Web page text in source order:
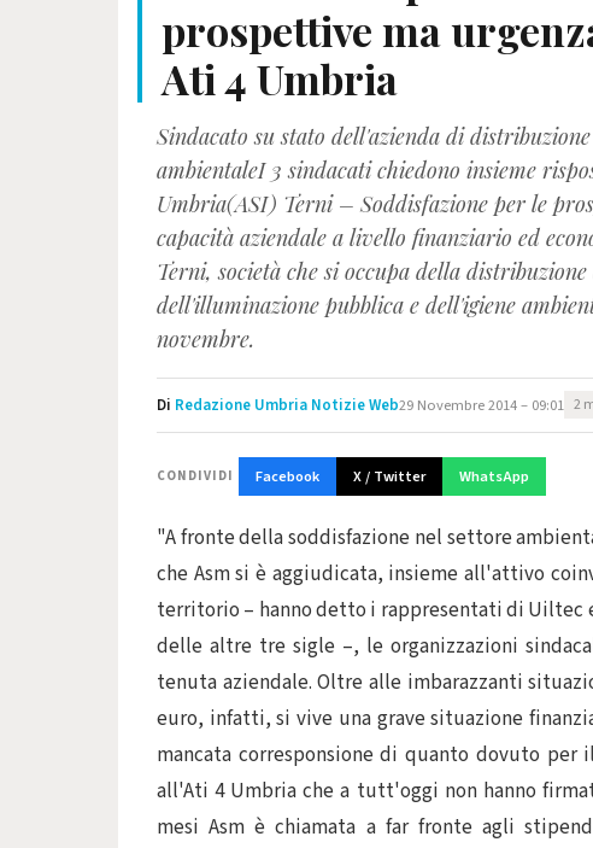
prospettive ma
Ati 4 Umbria
Sindacato su stato dell'azienda di
ambientaleI 3 sindacati chiedono insieme
Umbria(ASI) Terni – Soddisfazione per le
capacità aziendale a livello finanziario ed
Terni, società che si occupa della
dell'illuminazione pubblica e dell'igiene
novembre.
Di Redazione Umbria Notizie Web29 Novembre 2014 – 09:01 2
CONDIVIDI Facebook X / Twitter WhatsApp
"A fronte della soddisfazione nel settore
che Asm si è aggiudicata, insieme all'attivo
territorio – hanno detto i rappresentati di
delle altre tre sigle –, le organizzazioni
tenuta aziendale. Oltre alle imbarazzanti
euro, infatti, si vive una grave situazione
mancata corresponsione di quanto dovuto
all'Ati 4 Umbria che a tutt'oggi non hanno
mesi Asm è chiamata a far fronte agli